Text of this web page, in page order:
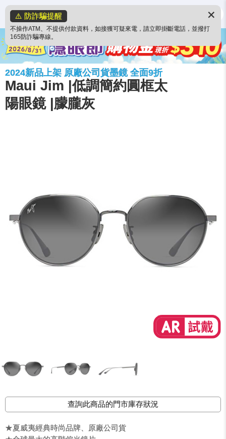
⚠️ 防詐騙提醒
不操作ATM、不提供付款資料，如接獲可疑來電，請立即掛斷電話，並撥打
165防詐騙專線。
✕
2024新品上架 原廠公司貨墨鏡 全面9折
Maui Jim |低調簡約圓框太
陽眼鏡 |朦朧灰
查詢此商品的門市庫存狀況
★夏威夷經典時尚品牌、原廠公司貨